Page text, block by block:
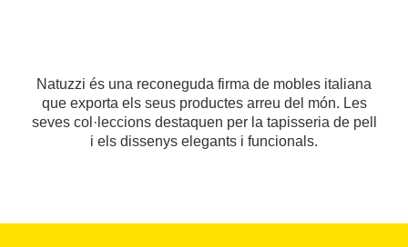
Natuzzi és una reconeguda firma de mobles italiana
que exporta els seus productes arreu del món. Les
seves col·leccions destaquen per la tapisseria de pell
i els dissenys elegants i funcionals.